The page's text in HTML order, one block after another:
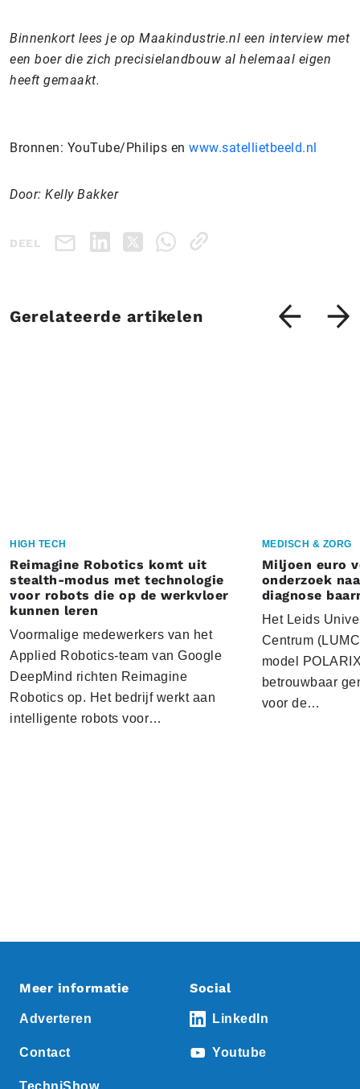
Binnenkort lees je op Maakindustrie.nl een interview met
een boer die zich precisielandbouw al helemaal eigen
heeft gemaakt.
Bronnen: YouTube/Philips en www.satellietbeeld.nl
Door: Kelly Bakker
DEEL
Gerelateerde artikelen
HIGH TECH
Reimagine Robotics komt uit
stealth-modus met technologie
voor robots die op de werkvloer
kunnen leren
Voormalige medewerkers van het
Applied Robotics-team van Google
DeepMind richten Reimagine
Robotics op. Het bedrijf werkt aan
intelligente robots voor…
MEDISCH & ZORG
Miljoen euro
onderzoek
diagnose
Het Leids
Centrum
model
betrouwbaar
voor de…
Meer informatie
Adverteren
Contact
Social
LinkedIn
Youtube